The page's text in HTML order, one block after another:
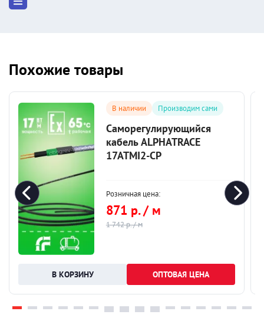
Похожие товары
В наличии Производим сами
Саморегулирующийся
кабель ALPHATRACE
17ATMI2-CP
Розничная цена:
871 р. / м
1 742 р. / м
ОПТОВАЯ ЦЕНА